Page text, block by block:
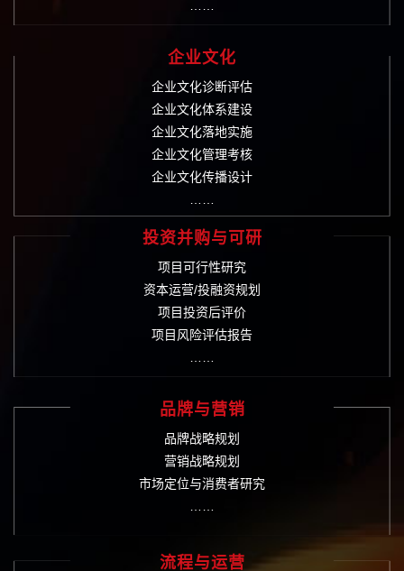
企业文化
企业文化诊断评估
企业文化体系建设
企业文化落地实施
企业文化管理考核
企业文化传播设计
投资并购与可研
项目可行性研究
资本运营/投融资规划
项目投资后评价
项目风险评估报告
品牌与营销
品牌战略规划
营销战略规划
市场定位与消费者研究
流程与运营